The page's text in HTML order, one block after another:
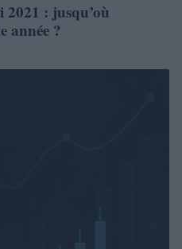
: jusqu’où
année ?